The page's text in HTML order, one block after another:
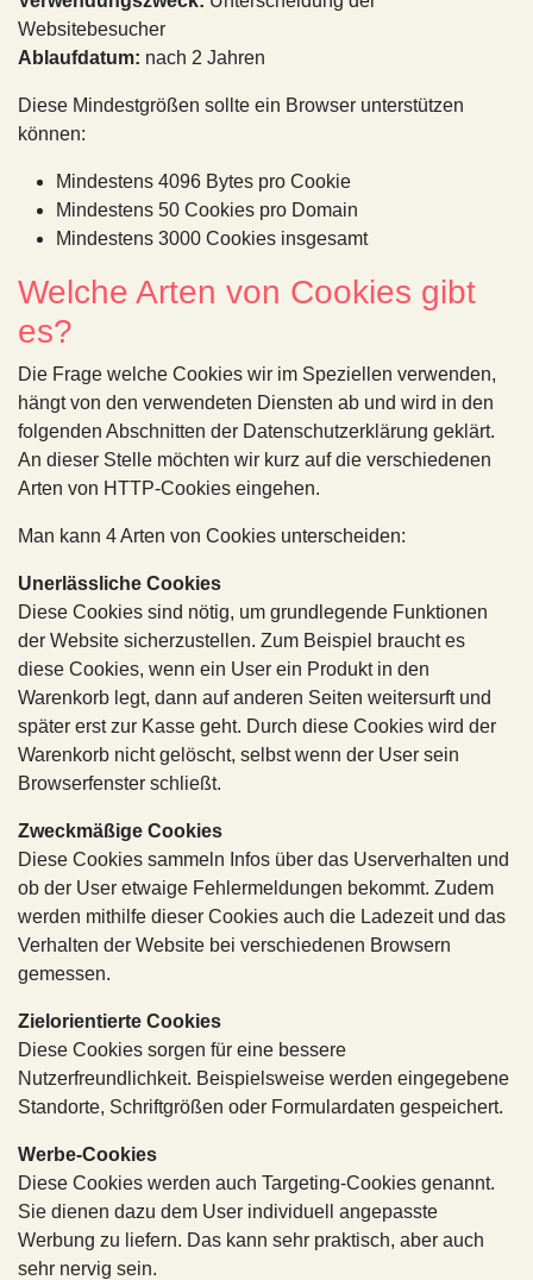
Websitebesucher
Ablaufdatum: nach 2 Jahren
Diese Mindestgrößen sollte ein Browser unterstützen
können:
Mindestens 4096 Bytes pro Cookie
Mindestens 50 Cookies pro Domain
Mindestens 3000 Cookies insgesamt
Welche Arten von Cookies gibt
es?
Die Frage welche Cookies wir im Speziellen verwenden,
hängt von den verwendeten Diensten ab und wird in den
folgenden Abschnitten der Datenschutzerklärung geklärt.
An dieser Stelle möchten wir kurz auf die verschiedenen
Arten von HTTP-Cookies eingehen.
Man kann 4 Arten von Cookies unterscheiden:
Unerlässliche Cookies
Diese Cookies sind nötig, um grundlegende Funktionen
der Website sicherzustellen. Zum Beispiel braucht es
diese Cookies, wenn ein User ein Produkt in den
Warenkorb legt, dann auf anderen Seiten weitersurft und
später erst zur Kasse geht. Durch diese Cookies wird der
Warenkorb nicht gelöscht, selbst wenn der User sein
Browserfenster schließt.
Zweckmäßige Cookies
Diese Cookies sammeln Infos über das Userverhalten und
ob der User etwaige Fehlermeldungen bekommt. Zudem
werden mithilfe dieser Cookies auch die Ladezeit und das
Verhalten der Website bei verschiedenen Browsern
gemessen.
Zielorientierte Cookies
Diese Cookies sorgen für eine bessere
Nutzerfreundlichkeit. Beispielsweise werden eingegebene
Standorte, Schriftgrößen oder Formulardaten gespeichert.
Werbe-Cookies
Diese Cookies werden auch Targeting-Cookies genannt.
Sie dienen dazu dem User individuell angepasste
Werbung zu liefern. Das kann sehr praktisch, aber auch
sehr nervig sein.